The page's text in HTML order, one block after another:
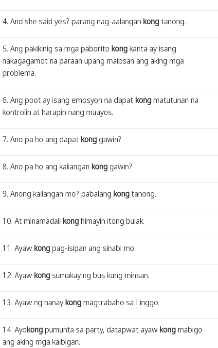
4. And she said yes? parang nag-aalangan kongtanong.
5. Ang pakikinig sa mga paborito kongkanta ay isang
nakagagamot na paraan upang maibsan ang aking mga
problema.
6. Ang poot ay isang emosyon na dapatkongmatutunan na
kontrolin at harapin nang maayos.
7. Ano pa ho ang dapatkonggawin?
8. Ano pa ho ang kailangan konggawin?
9. Anong kailangan mo? pabalang kongtanong.
10. At minamadali konghimayin itong bulak.
11. Ayawkongpag-isipan ang sinabi mo.
12. Ayawkongsumakay ng bus kung minsan.
13. Ayaw ng nanaykongmagtrabaho sa Linggo.
14. Ayokongpumunta sa party, datapwat ayawkongmabigo
ang aking mga kaibigan.